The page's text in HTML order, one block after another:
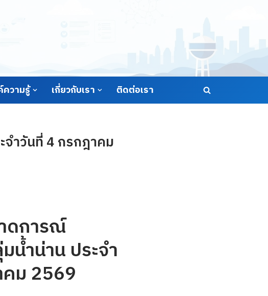
ความรู้ เกี่ยวกับเรา ติดต่อเรา
ำวันที่ 4 กรกฎาคม
ดการณ์
ำน่าน ประจำ
ม 2569